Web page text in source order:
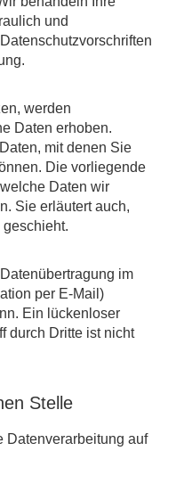
und
werden
Daten erhoben.
mit denen Sie
Die vorliegende
Daten wir
Sie erläutert auch,
im
per E-Mail)
Ein lückenloser
durch Dritte ist nicht
Stelle
Datenverarbeitung auf